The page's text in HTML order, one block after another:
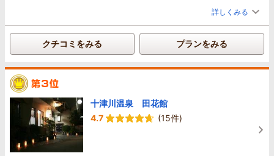
楽しみましたよ～笑
個人的にﾜｶﾞﾏﾏ言わせていただくならばせっかくならBluetooth接続出来るｻｳﾝ
ﾄﾞﾊﾞｰでDolby Atmos機能で観たいですね笑
いつもありがとうございます☆
詳しくみる
クチコミをみる プランをみる
十津川温泉 田花館
4.7
(15件)